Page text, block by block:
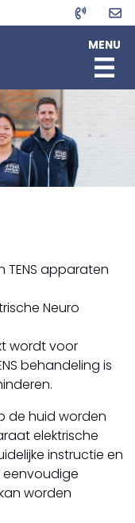
MENU
TENS apparaten
Neuro
wordt voor
behandeling is
de huid worden
elektrische
instructie en
eenvoudige
worden